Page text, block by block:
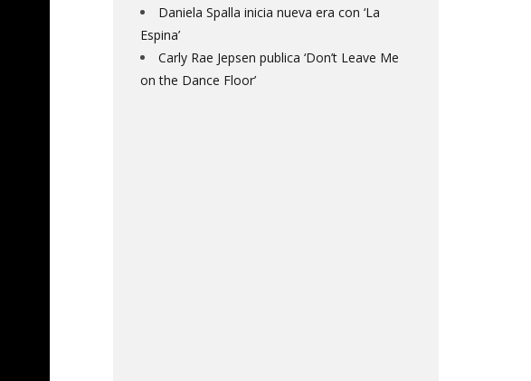
Daniela Spalla inicia nueva era con ‘La
Espina’
Carly Rae Jepsen publica ‘Don’t Leave Me
on the Dance Floor’